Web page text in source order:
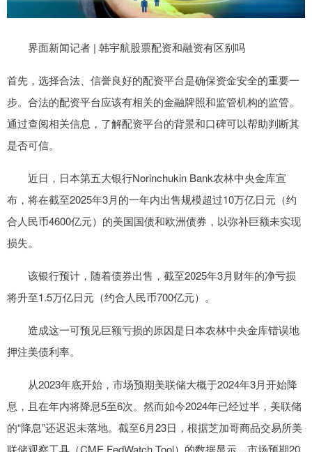
界面新闻记者 | 韩宇航股票配资和融资有区别吗
首先，选择合法、信誉良好的配资平台是确保资金安全的重要一
步。合法的配资平台应该有相关的金融牌照和监管机构的监管。
通过查阅相关信息，了解配资平台的背景和口碑可以帮助判断其
是否可信。
近日，日本第五大银行Norinchukin Bank农林中央金库宣
布，将在截至2025年3月的一年内出售规模超过10万亿日元（约
合人民币4600亿元）的美国国债和欧洲债券，以弥补巨额未实现
损失。
该银行预计，随着债券出售，截至2025年3月财年的净亏损
将升至1.5万亿日元（约合人民币700亿元）。
造成这一可预见巨额亏损的原因是日本农林中央金库错误地
押注美债利率。
从2023年底开始，市场预期美联储大概于2024年3月开始降
息，且在年内将降息5至6次。然而如今2024年已经过半，美联储
的“降息”还迟迟未落地。截至6月23日，根据芝加哥商品交易所美
联储观察工具（CME FedWatch Tool）的数据显示，市场预期20